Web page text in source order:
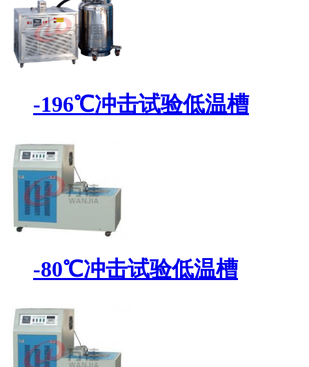
-196℃冲击试验低温槽
-80℃冲击试验低温槽